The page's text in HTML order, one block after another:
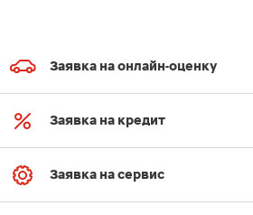
Заявка на онлайн-оценку
Заявка на кредит
Заявка на сервис